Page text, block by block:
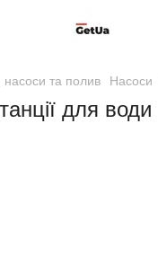
та полив Насоси
для води